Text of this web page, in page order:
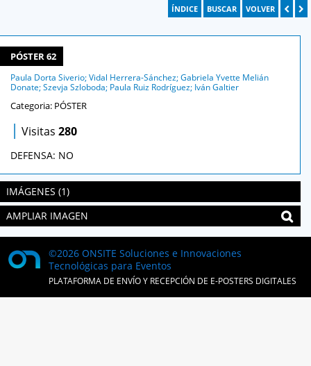
ÍNDICE BUSCAR VOLVER
PÓSTER 62
Paula Dorta Siverio; Vidal Herrera-Sánchez; Gabriela Yvette Melián
Donate; Szevja Szloboda; Paula Ruiz Rodríguez; Iván Galtier
Categoria: PÓSTER
| Visitas 280
DEFENSA: NO
IMÁGENES (1)
AMPLIAR IMAGEN
©2026 ONSITE Soluciones e Innovaciones
Tecnológicas para Eventos
PLATAFORMA DE ENVÍO Y RECEPCIÓN DE E-POSTERS DIGITALES